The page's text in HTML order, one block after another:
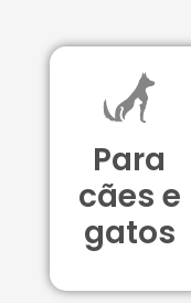
Para
cães e
gatos